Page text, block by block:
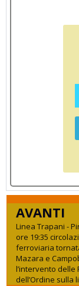
AVANTI
Linea Trapani -
ore 19:35
ferroviaria
Mazara e
l’intervento delle
dell’Ordine sulla